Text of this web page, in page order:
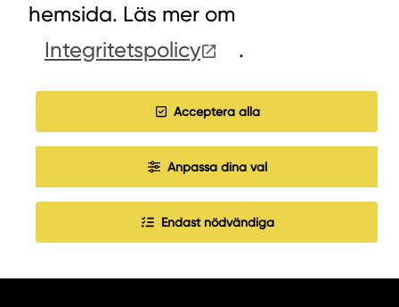
HITTA INKÖPARE
COOKIES
JOBBA HOS OSS
hemsida. Läs mer om
Integritetspolicy
.
Acceptera alla
Anpassa dina val
Endast nödvändiga